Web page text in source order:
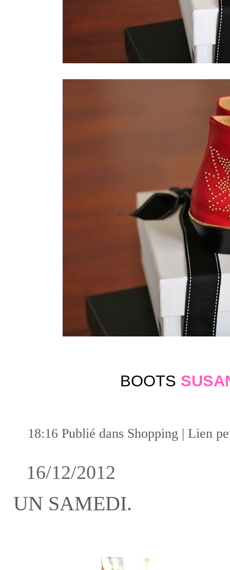
BOOTS
18:16 Publié dans Shopping | Lien
16/12/2012
UN SAMEDI.